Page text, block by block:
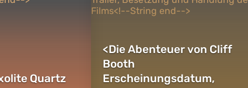
Quartz
<Die Abenteuer von Cliff
Booth
Erscheinungsdatum,